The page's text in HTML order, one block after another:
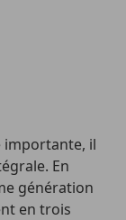
importante, il
En
génération
en trois